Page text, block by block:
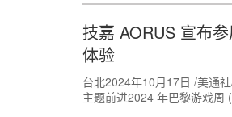
技嘉 AORUS 宣布
体验
台北2024年10月17日 /美通
主题前进2024 年巴黎游戏周